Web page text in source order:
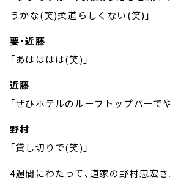
うかな(笑)柔道らしくない(笑)」
要・近藤
「あはははは(笑)」
近藤
「ぜひホテルのルーフトップバーで
野村
「貸し切りで(笑)」
4週間にわたって、道家の野村忠宏